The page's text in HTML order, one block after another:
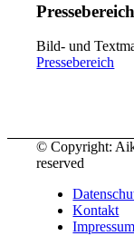
Pressebereich
Bild- und
Pressebereich
© Copyright:
reserved
Kontakt
Impressum